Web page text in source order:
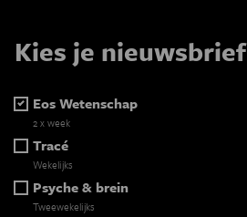
Kies je nieuwsbrief
Eos Wetenschap
2 x week
Tracé
Wekelijks
Psyche & brein
Tweewekelijks